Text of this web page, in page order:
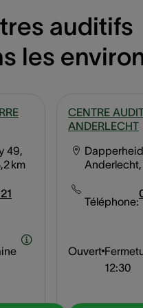
auditifs
les
49,
km
CENTRE
ANDERLECHT
Téléphone:
Ouvert
12:30